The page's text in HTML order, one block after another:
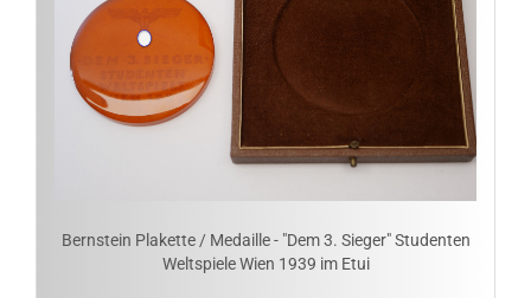
Bernstein Plakette / Medaille - "Dem 3. Sieger" Studenten
Weltspiele Wien 1939 im Etui